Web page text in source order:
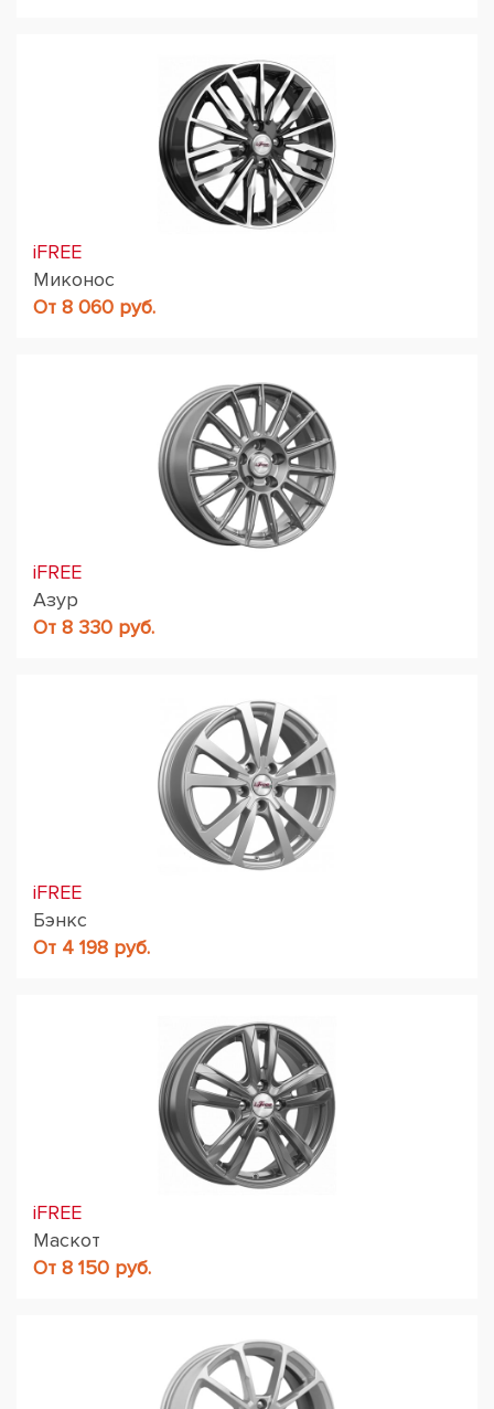
iFREE
Миконос
От 8 060 руб.
iFREE
Азур
От 8 330 руб.
iFREE
Бэнкс
От 4 198 руб.
iFREE
Маскот
От 8 150 руб.